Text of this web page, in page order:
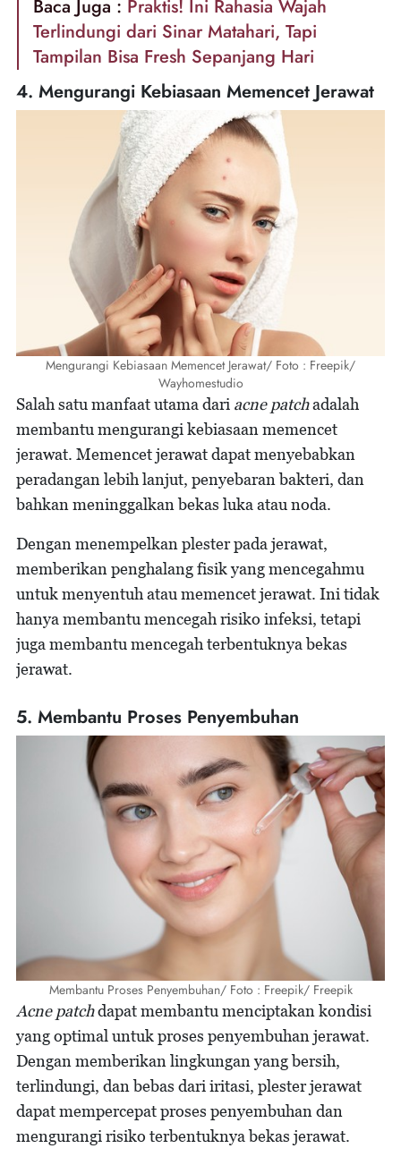
Baca Juga : Praktis! Ini Rahasia Wajah
Terlindungi dari Sinar Matahari, Tapi
Tampilan Bisa Fresh Sepanjang Hari
4. Mengurangi Kebiasaan Memencet Jerawat
Mengurangi Kebiasaan Memencet Jerawat/ Foto : Freepik/
Wayhomestudio
Salah satu manfaat utama dari acne patchadalah
membantu mengurangi kebiasaan memencet
jerawat. Memencet jerawat dapat menyebabkan
peradangan lebih lanjut, penyebaran bakteri, dan
bahkan meninggalkan bekas luka atau noda.
Dengan menempelkan plester pada jerawat,
memberikan penghalang fisik yang mencegahmu
untuk menyentuh atau memencet jerawat. Ini tidak
hanya membantu mencegah risiko infeksi, tetapi
juga membantu mencegah terbentuknya bekas
jerawat.
5. Membantu Proses Penyembuhan
Membantu Proses Penyembuhan/ Foto : Freepik/ Freepik
Acne patchdapat membantu menciptakan kondisi
yang optimal untuk proses penyembuhan jerawat.
Dengan memberikan lingkungan yang bersih,
terlindungi, dan bebas dari iritasi, plester jerawat
dapat mempercepat proses penyembuhan dan
mengurangi risiko terbentuknya bekas jerawat.